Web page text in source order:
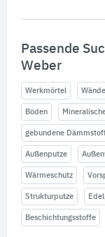
Passende
Weber
Werkmörtel Wände
Böden
gebundene
Außenputze
Wärmeschutz
Strukturputze
Beschichtungsstoffe